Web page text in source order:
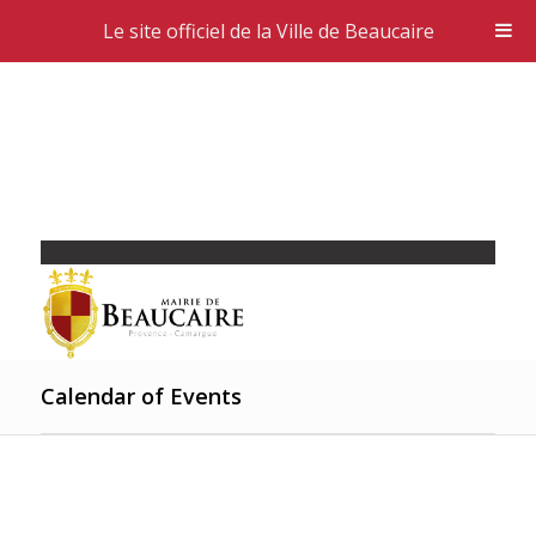
Calendar of Events
Le site officiel de la Ville de Beaucaire